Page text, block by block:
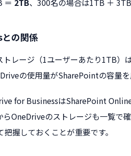
＝ 2TB、300名の場合は1TB ＋
の関係
レージ（1ユーザーあたり1TB）
の使用量がSharePointの容量を
for BusinessはSharePoint
OneDriveのストレージも一覧で
握しておくことが重要です。